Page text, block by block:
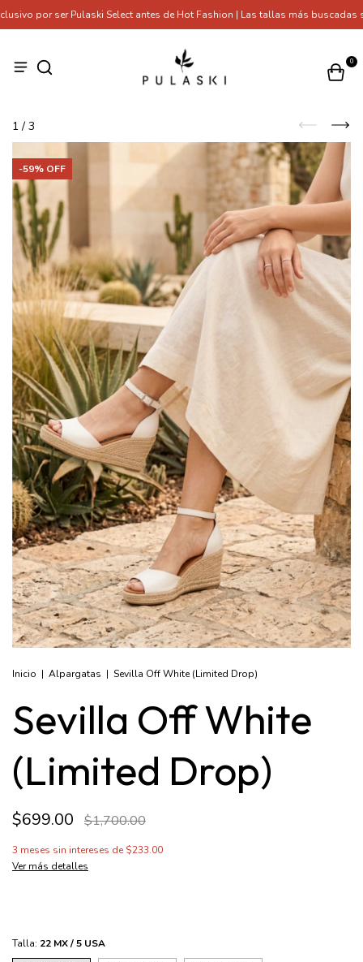
por ser Pulaski Select antes de Hot Fashion | Las tallas más buscadas se
0
1 / 3
-59% OFF
Inicio | Alpargatas | Sevilla Off White (Limited Drop)
Sevilla Off White
(Limited Drop)
$699.00 $1,700.00
3 meses sin intereses de $233.00
Ver más detalles
Talla: 22 MX / 5 USA